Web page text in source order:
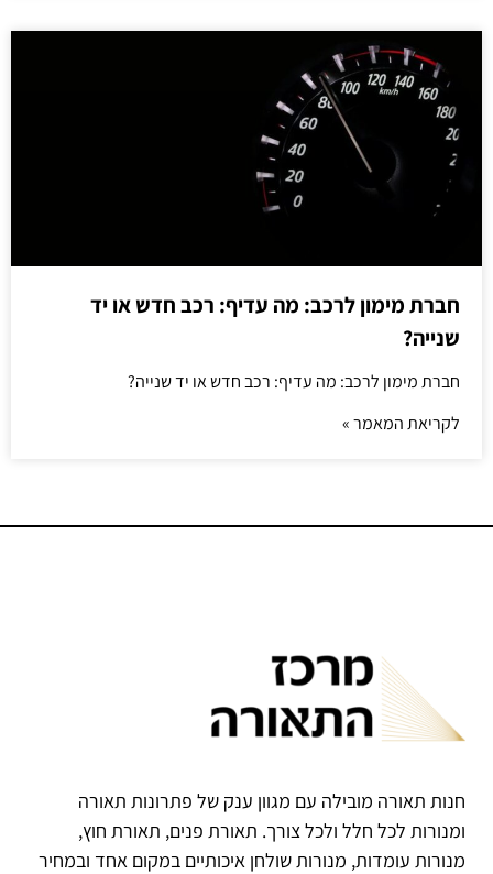
חברת מימון לרכב: מה עדיף: רכב חדש או יד
שנייה?
חברת מימון לרכב: מה עדיף: רכב חדש או יד שנייה?
לקריאת המאמר »
חנות תאורה מובילה עם מגוון ענק של פתרונות תאורה
ומנורות לכל חלל ולכל צורך. תאורת פנים, תאורת חוץ,
מנורות עומדות, מנורות שולחן איכותיים במקום אחד ובמחיר